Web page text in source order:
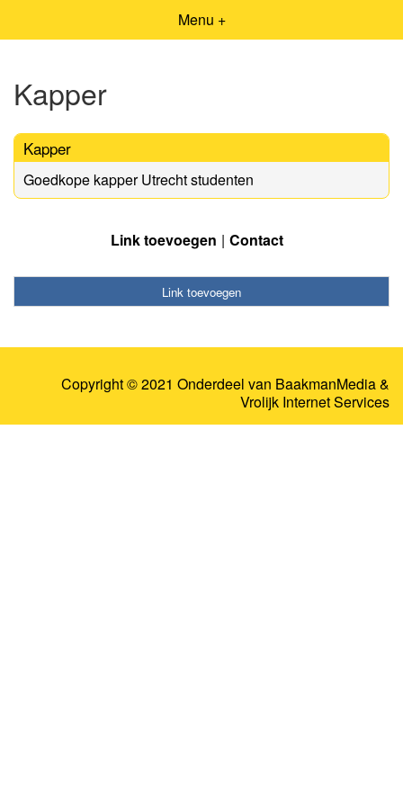
Menu +
Kapper
Kapper
Goedkope kapper Utrecht studenten
Link toevoegen Contact
Link toevoegen
Copyright © 2021 Onderdeel van BaakmanMedia&
Vrolijk Internet Services